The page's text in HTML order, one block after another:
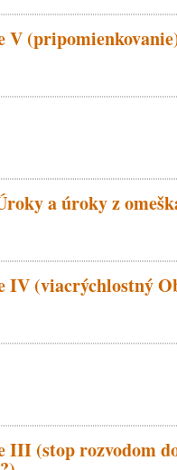
V
a úroky z
(viacrýchlostný
(stop rozvodom